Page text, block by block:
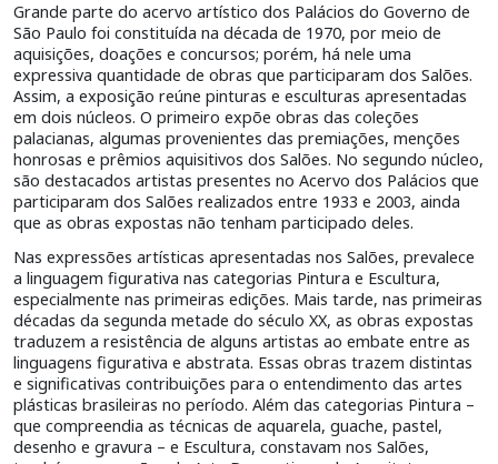
Grande parte do acervo artístico dos Palácios do Governo de
São Paulo foi constituída na década de 1970, por meio de
aquisições, doações e concursos; porém, há nele uma
expressiva quantidade de obras que participaram dos Salões.
Assim, a exposição reúne pinturas e esculturas apresentadas
em dois núcleos. O primeiro expõe obras das coleções
palacianas, algumas provenientes das premiações, menções
honrosas e prêmios aquisitivos dos Salões. No segundo núcleo,
são destacados artistas presentes no Acervo dos Palácios que
participaram dos Salões realizados entre 1933 e 2003, ainda
que as obras expostas não tenham participado deles.
Nas expressões artísticas apresentadas nos Salões, prevalece
a linguagem figurativa nas categorias Pintura e Escultura,
especialmente nas primeiras edições. Mais tarde, nas primeiras
décadas da segunda metade do século XX, as obras expostas
traduzem a resistência de alguns artistas ao embate entre as
linguagens figurativa e abstrata. Essas obras trazem distintas
e significativas contribuições para o entendimento das artes
plásticas brasileiras no período. Além das categorias Pintura –
que compreendia as técnicas de aquarela, guache, pastel,
desenho e gravura – e Escultura, constavam nos Salões,